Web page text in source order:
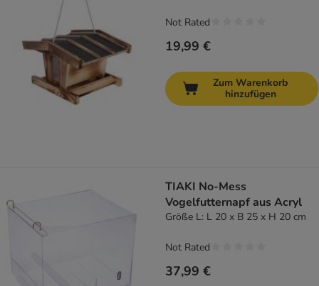
19,99 €
Not Rated
Zum Warenkorb
hinzufügen
TIAKI No-Mess
Vogelfutternapf aus Acryl
Größe L: L 20 x B 25 x H 20 cm
37,99 €
Not Rated